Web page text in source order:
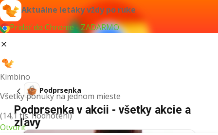
Aktuálne letáky vždy po ruke
Pridať do Chrome - ZADARMO
Kimbino
Všetky ponuky na jednom mieste
(14,1 tis. hodnotení)
Otvoriť
Podprsenka
Podprsenka v akcii - všetky akcie a
zľavy